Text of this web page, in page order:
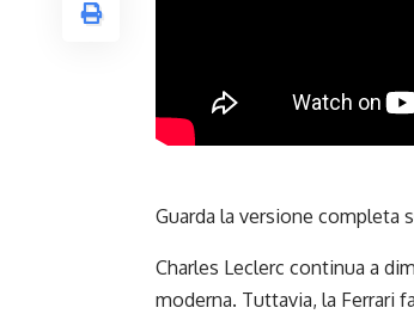
Guarda la versione completa
Charles Leclerc continua a
moderna. Tuttavia, la Ferrari